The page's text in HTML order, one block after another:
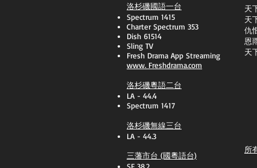
洛杉磯國語一台
Spectrum 1415
Charter Spectrum 353
Dish 61514
Sling TV
​Fresh Drama App Streaming
www. Freshdrama.com
洛杉磯粵語二台
LA - 44.4
Spectrum 1417
洛杉磯無線三台
LA - 44.3
三藩市台 (國粵語台)
SF 38.2
天
天
仇
恩
天
所